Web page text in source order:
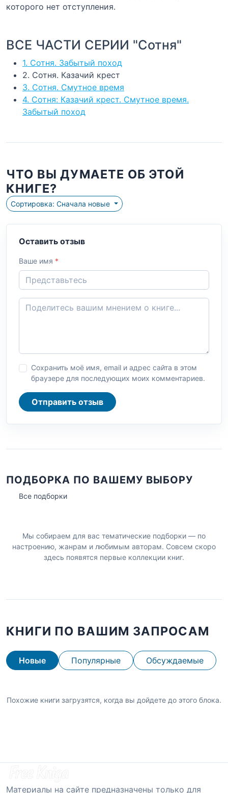
которого нет отступления.
ВСЕ ЧАСТИ СЕРИИ "Сотня"
1. Сотня. Забытый поход
2. Сотня. Казачий крест
3. Сотня. Смутное время
4. Сотня: Казачий крест. Смутное время.
Забытый поход
ЧТО ВЫ ДУМАЕТЕ ОБ ЭТОЙ
КНИГЕ?
Сортировка: Сначала новые
Оставить отзыв
Ваше имя *
Сохранить моё имя, email и адрес сайта в этом
браузере для последующих моих комментариев.
Отправить отзыв
ПОДБОРКА ПО ВАШЕМУ ВЫБОРУ
Все подборки
Мы собираем для вас тематические подборки — по
настроению, жанрам и любимым авторам. Совсем скоро
здесь появятся первые коллекции книг.
КНИГИ ПО ВАШИМ ЗАПРОСАМ
Новые Популярные Обсуждаемые
Похожие книги загрузятся, когда вы дойдете до этого блока.
Материалы на сайте предназначены только для